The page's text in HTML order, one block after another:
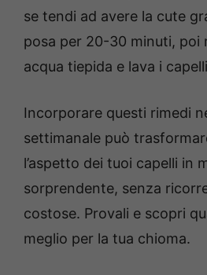
se tendi ad avere la cute
posa per 20-30 minuti, poi
acqua tiepida e lava i
Incorporare questi rimedi
settimanale può
l’aspetto dei tuoi capelli in
sorprendente, senza
costose. Provali e scopri
meglio per la tua chioma.